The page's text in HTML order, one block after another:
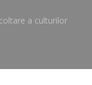
a culturilor